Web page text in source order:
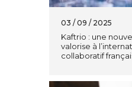
03 / 09 / 2025
Kaftrio : une
valorise à
collaboratif